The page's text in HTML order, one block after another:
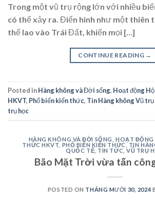
Trong một vũ trụ rộng lớn với nhiều
có thể xảy ra. Điển hình như một thiên
thể lao vào Trái Đất, khiến mọi […]
CONTINUE READING →
Posted inHàng không và Đời sống, Hoạt động
HKVT, Phổ biến kiến thức, Tin Hàng không Vũ
trụ học
HÀNG KHÔNG VÀ ĐỜI SỐNG HOẠT ĐỘNG
THỨC HKVT PHỔ BIẾN KIẾN THỨC , TIN
QUỐC TẾ TIN TỨC ,VŨ TRỤ
Bão Mặt Trời vừa tấn
POSTED ON THÁNG MƯỜI 30, 2024